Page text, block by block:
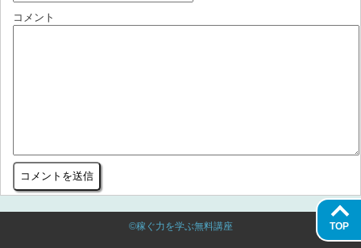
コメント
©稼ぐ力を学ぶ無料講座 TOP